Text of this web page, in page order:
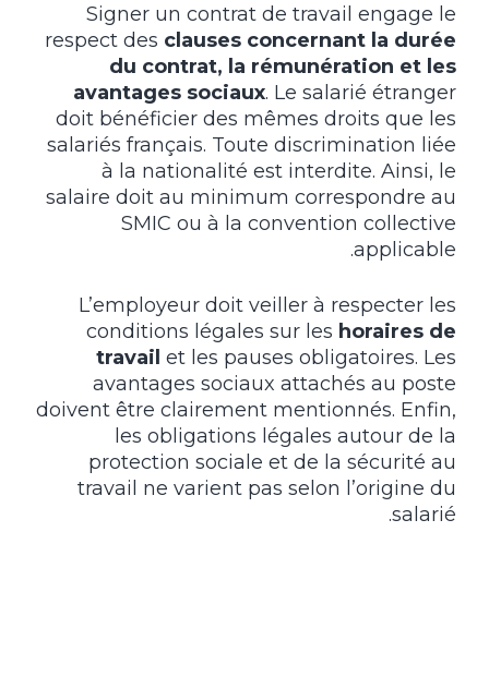
Signer un contrat de travail engage le
respect des clauses concernant la durée
du contrat, la rémunération et les
avantages sociaux. Le salarié étranger
doit bénéficier des mêmes droits que les
salariés français. Toute discrimination liée
à la nationalité est interdite. Ainsi, le
salaire doit au minimum correspondre au
SMIC ou à la convention collective
applicable.
L’employeur doit veiller à respecter les
conditions légales sur les horaires de
travail et les pauses obligatoires. Les
avantages sociaux attachés au poste
doivent être clairement mentionnés. Enfin,
les obligations légales autour de la
protection sociale et de la sécurité au
travail ne varient pas selon l’origine du
salarié.